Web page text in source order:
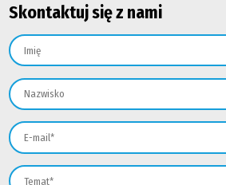
Skontaktuj się z nami